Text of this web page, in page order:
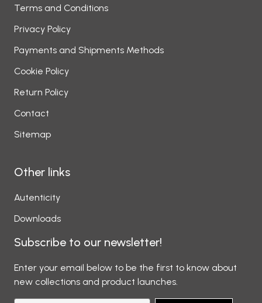
Terms and Conditions
Privacy Policy
Payments and Shipments Methods
Cookie Policy
Return Policy
Contact
Sitemap
Other links
Autenticity
Downloads
Subscribe to our newsletter!
Enter your email below to be the first to know about
new collections and product launches.